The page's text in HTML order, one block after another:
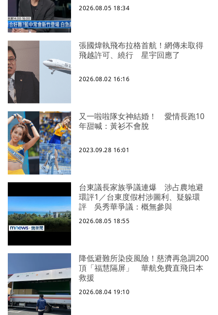
2026.08.05 18:34
張國煒執飛布拉格首航！網傳未取得
飛越許可、繞行 星宇回應了
2026.08.02 16:16
又一啦啦隊女神結婚！ 愛情長跑10
年甜喊：黃衫不會脫
2023.09.28 16:01
台東議長家族爭議連爆 涉占農地避
環評1／台東度假村涉圖利、疑躲環
評 吳秀華爭議：概無參與
2026.08.05 18:55
降低避難所染疫風險！慈濟再急調200
頂「福慧隔屏」 華航免費直飛日本
救援
2026.08.04 19:10